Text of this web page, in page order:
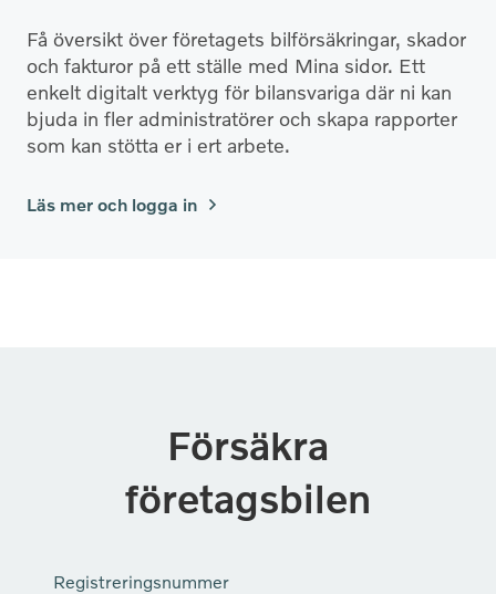
Få översikt över företagets bilförsäkringar, skador
och fakturor på ett ställe med Mina sidor. Ett
enkelt digitalt verktyg för bilansvariga där ni kan
bjuda in fler administratörer och skapa rapporter
som kan stötta er i ert arbete.
Läs mer och logga in
Försäkra
företagsbilen
Registreringsnummer